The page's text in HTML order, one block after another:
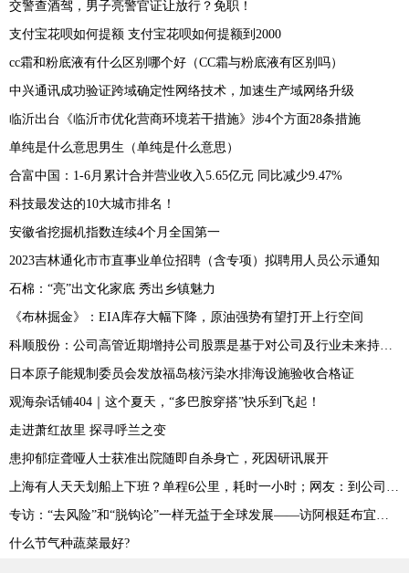
交警查酒驾，男子亮警官证让放行？免职！
支付宝花呗如何提额 支付宝花呗如何提额到2000
cc霜和粉底液有什么区别哪个好（CC霜与粉底液有区别吗）
中兴通讯成功验证跨域确定性网络技术，加速生产域网络升级
临沂出台《临沂市优化营商环境若干措施》涉4个方面28条措施
单纯是什么意思男生（单纯是什么意思）
合富中国：1-6月累计合并营业收入5.65亿元 同比减少9.47%
科技最发达的10大城市排名！
安徽省挖掘机指数连续4个月全国第一
2023吉林通化市市直事业单位招聘（含专项）拟聘用人员公示通知
石棉：“亮”出文化家底 秀出乡镇魅力
《布林掘金》：EIA库存大幅下降，原油强势有望打开上行空间
科顺股份：公司高管近期增持公司股票是基于对公司及行业未来持续稳定发展和长期投资价值的信心
日本原子能规制委员会发放福岛核污染水排海设施验收合格证
观海杂话铺404｜这个夏天，“多巴胺穿搭”快乐到飞起！
走进萧红故里 探寻呼兰之变
患抑郁症聋哑人士获准出院随即自杀身亡，死因研讯展开
上海有人天天划船上下班？单程6公里，耗时一小时；网友：到公司先洗澡？
专访：“去风险”和“脱钩论”一样无益于全球发展——访阿根廷布宜诺斯艾利斯大学研究员布斯特洛
什么节气种蔬菜最好?